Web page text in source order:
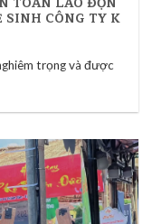
SINH CÔNG TY K
trọng và được